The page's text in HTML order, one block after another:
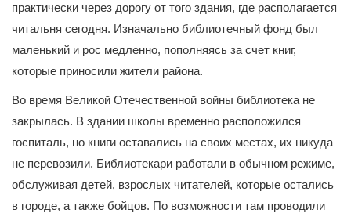
практически через дорогу от того здания, где располагается
читальня сегодня. Изначально библиотечный фонд был
маленький и рос медленно, пополняясь за счет книг,
которые приносили жители района.
Во время Великой Отечественной войны библиотека не
закрылась. В здании школы временно расположился
госпиталь, но книги оставались на своих местах, их никуда
не перевозили. Библиотекари работали в обычном режиме,
обслуживая детей, взрослых читателей, которые остались
в городе, а также бойцов. По возможности там проводили